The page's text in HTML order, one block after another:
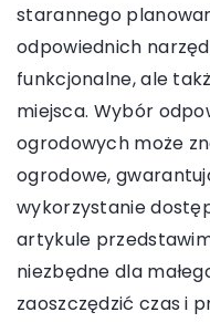
starannego
odpowiednich
funkcjonalne, ale
miejsca. Wybór
ogrodowych może
ogrodowe,
wykorzystanie
artykule
niezbędne dla
zaoszczędzić czas i